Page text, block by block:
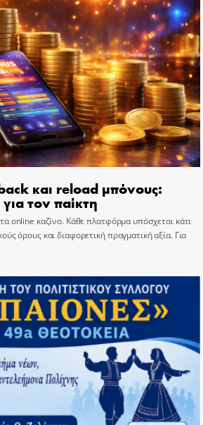
και reload μπόνους:
τον παίκτη
online καζίνο. Κάθε πλατφόρμα υπόσχεται κάτι
όρους και διαφορετική πραγματική αξία. Για